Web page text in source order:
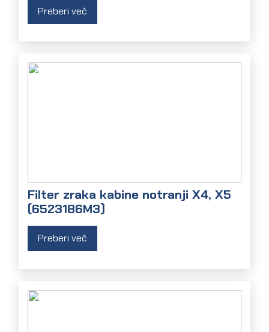
Preberi več
Filter zraka kabine notranji X4, X5
(6523186M3)
Preberi več